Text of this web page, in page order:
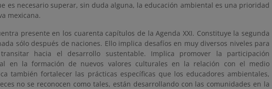
es necesario superar, sin duda alguna, la educación ambiental es una prioridad
mexicana.
presente en los cuarenta capítulos de la Agenda XXI. Constituye la segunda
sólo después de naciones. Ello implica desafíos en muy diversos niveles para
hacia el desarrollo sustentable. Implica promover la participación
en la formación de nuevos valores culturales en la relación con el medio
también fortalecer las prácticas específicas que los educadores ambientales,
no se reconocen como tales, están desarrollando con las comunidades en la